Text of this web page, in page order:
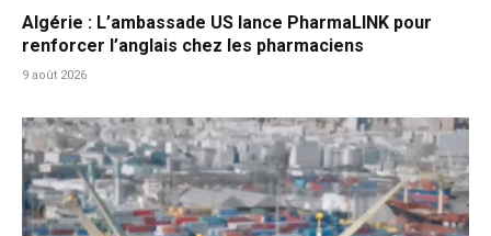
Algérie : L’ambassade US lance PharmaLINK pour
renforcer l’anglais chez les pharmaciens
9 août 2026